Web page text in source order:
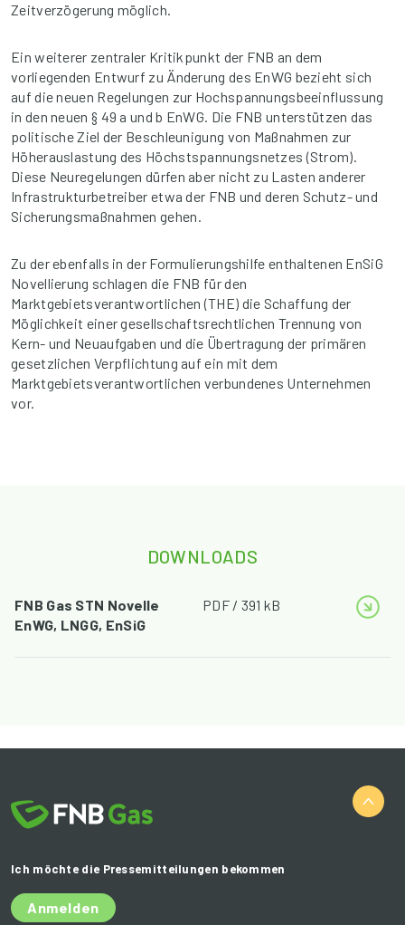
Zeitverzögerung möglich.
Ein weiterer zentraler Kritikpunkt der FNB an dem
vorliegenden Entwurf zu Änderung des EnWG bezieht sich
auf die neuen Regelungen zur Hochspannungsbeeinflussung
in den neuen § 49 a und b EnWG. Die FNB unterstützen das
politische Ziel der Beschleunigung von Maßnahmen zur
Höherauslastung des Höchstspannungsnetzes (Strom).
Diese Neuregelungen dürfen aber nicht zu Lasten anderer
Infrastrukturbetreiber etwa der FNB und deren Schutz- und
Sicherungsmaßnahmen gehen.
Zu der ebenfalls in der Formulierungshilfe enthaltenen EnSiG
Novellierung schlagen die FNB für den
Marktgebietsverantwortlichen (THE) die Schaffung der
Möglichkeit einer gesellschaftsrechtlichen Trennung von
Kern- und Neuaufgaben und die Übertragung der primären
gesetzlichen Verpflichtung auf ein mit dem
Marktgebietsverantwortlichen verbundenes Unternehmen
vor.
DOWNLOADS
FNB Gas STN Novelle
EnWG, LNGG, EnSiG
PDF / 391 kB
Ich möchte die Pressemitteilungen bekommen
Anmelden